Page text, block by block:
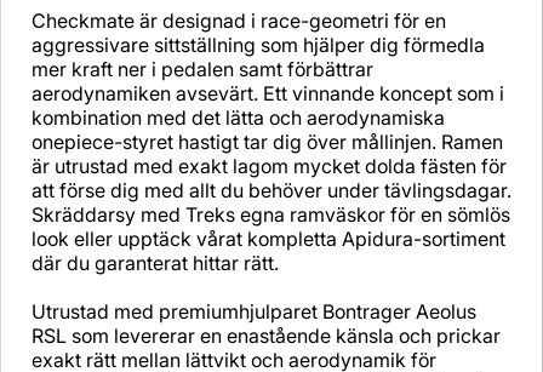
Checkmate är designad i race-geometri för en
aggressivare sittställning som hjälper dig förmedla
mer kraft ner i pedalen samt förbättrar
aerodynamiken avsevärt. Ett vinnande koncept som i
kombination med det lätta och aerodynamiska
onepiece-styret hastigt tar dig över mållinjen. Ramen
är utrustad med exakt lagom mycket dolda fästen för
att förse dig med allt du behöver under tävlingsdagar.
Skräddarsy med Treks egna ramväskor för en sömlös
look eller upptäck vårat kompletta Apidura-sortiment
där du garanterat hittar rätt.
Utrustad med premiumhjulparet Bontrager Aeolus
RSL som levererar en enastående känsla och prickar
exakt rätt mellan lättvikt och aerodynamik för